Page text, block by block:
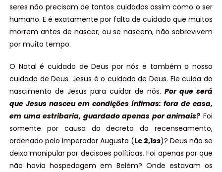
seres não precisam de tantos cuidados assim como o ser
humano. E é exatamente por falta de cuidado que muitos
morrem antes de nascer; ou se nascem, não sobrevivem
por muito tempo.
O Natal é cuidado de Deus por nós e também o nosso
cuidado de Deus. Jesus é o cuidado de Deus. Ele cuida do
nascimento de Jesus para cuidar de nós.Por que será
que Jesus nasceu em condições ínfimas: fora de casa,
em uma estribaria, guardado apenas por animais? Foi
somente por causa do decreto do recenseamento,
ordenado pelo Imperador Augusto (Lc 2,1ss)? Deus não se
deixa manipular por decisões políticas. Foi apenas por que
não havia hospedagem em Belém? Onde estavam os